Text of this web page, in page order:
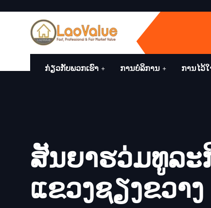
ກ່ຽວກັບພວກເຮົາ ການບໍລິການ ການໄວ້
ສັນຍາຮວ່ມທູລ
ແຂວງຊຽງຂວາງ